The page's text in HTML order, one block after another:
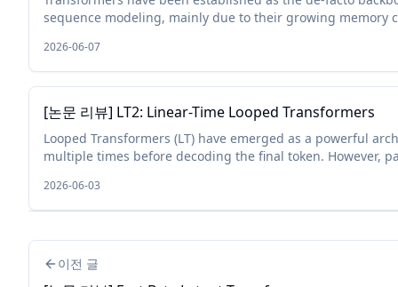
sequence modeling, mainly due to their growing memory
2026-06-07
[논문 리뷰] LT2: Linear-Time Looped Transformers
Looped Transformers (LT) have emerged as a powerful
multiple times before decoding the final token. However,
2026-06-03
이전 글